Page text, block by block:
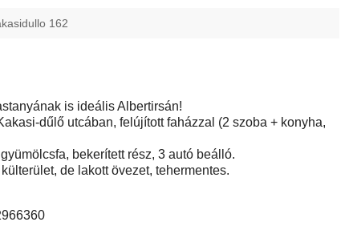
162
is ideális Albertirsán!
dűlő utcában, felújított faházzal (2 szoba + konyha,
bekerített rész, 3 autó beálló.
de lakott övezet, tehermentes.